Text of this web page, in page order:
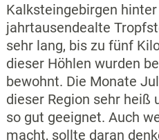
Kalksteingebirgen
jahrtausendealte
sehr lang, bis zu fünf
dieser Höhlen wurden
bewohnt. Die Monate
dieser Region sehr heiß
so gut geeignet. Auch
macht, sollte daran